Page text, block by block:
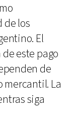
de los
El
este pago
de
mercantil. La
siga